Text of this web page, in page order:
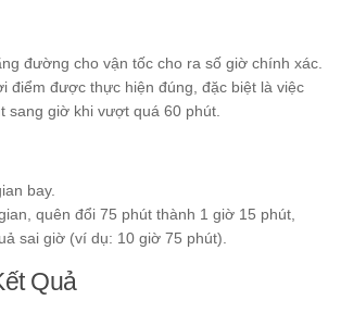
đường cho vận tốc cho ra số giờ chính xác.
điểm được thực hiện đúng, đặc biệt là việc
sang giờ khi vượt quá 60 phút.
bay.
quên đổi 75 phút thành 1 giờ 15 phút,
sai giờ (ví dụ: 10 giờ 75 phút).
Quả